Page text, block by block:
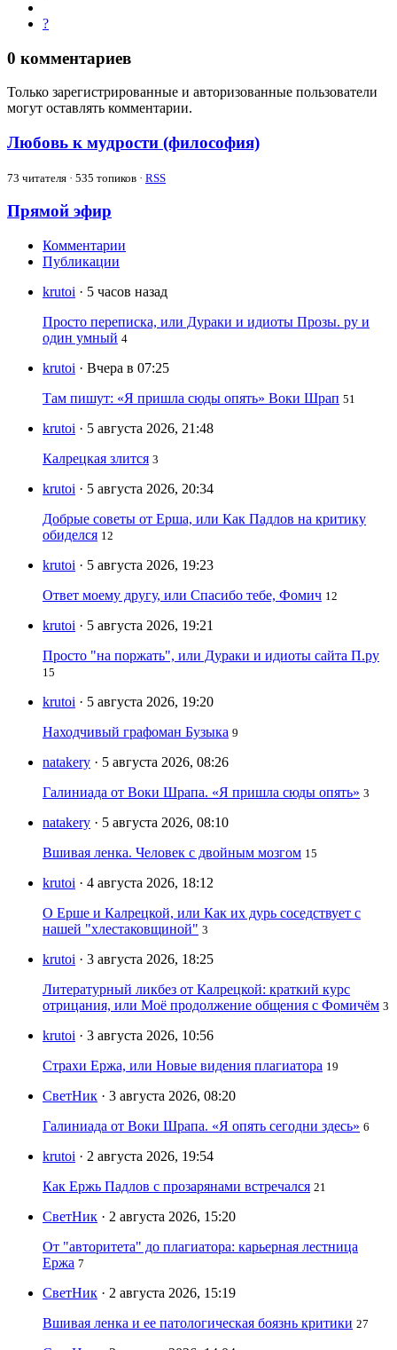
?
0 комментариев
Только зарегистрированные и авторизованные пользователи
могут оставлять комментарии.
Любовь к мудрости (философия)
73 читателя · 535 топиков · RSS
Прямой эфир
Комментарии
Публикации
krutoi · 5 часов назад
Просто переписка, или Дураки и идиоты Прозы. ру и
один умный 4
krutoi · Вчера в 07:25
Там пишут: «Я пришла сюды опять» Воки Шрап 51
krutoi · 5 августа 2026, 21:48
Калрецкая злится 3
krutoi · 5 августа 2026, 20:34
Добрые советы от Ерша, или Как Падлов на критику
обиделся 12
krutoi · 5 августа 2026, 19:23
Ответ моему другу, или Спасибо тебе, Фомич 12
krutoi · 5 августа 2026, 19:21
Просто "на поржать", или Дураки и идиоты сайта П.ру
15
krutoi · 5 августа 2026, 19:20
Находчивый графоман Бузыка 9
natakery · 5 августа 2026, 08:26
Галиниада от Воки Шрапа. «Я пришла сюды опять» 3
natakery · 5 августа 2026, 08:10
Вшивая ленка. Человек с двойным мозгом 15
krutoi · 4 августа 2026, 18:12
О Ерше и Калрецкой, или Как их дурь соседствует с
нашей "хлестаковщиной" 3
krutoi · 3 августа 2026, 18:25
Литературный ликбез от Калрецкой: краткий курс
отрицания, или Моё продолжение общения с Фомичём 3
krutoi · 3 августа 2026, 10:56
Страхи Ержа, или Новые видения плагиатора 19
СветНик · 3 августа 2026, 08:20
Галиниада от Воки Шрапа. «Я опять сегодни здесь» 6
krutoi · 2 августа 2026, 19:54
Как Ержь Падлов с прозарянами встречался 21
СветНик · 2 августа 2026, 15:20
От "авторитета" до плагиатора: карьерная лестница
Ержа 7
СветНик · 2 августа 2026, 15:19
Вшивая ленка и ее патологическая боязнь критики 27